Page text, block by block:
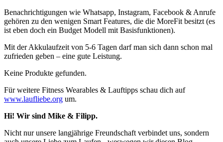
Benachrichtigungen wie Whatsapp, Instagram, Facebook & Anrufe
gehören zu den wenigen Smart Features, die die MoreFit besitzt (es
ist eben doch ein Budget Modell mit Basisfunktionen).
Mit der Akkulaufzeit von 5-6 Tagen darf man sich dann schon mal
zufrieden geben – eine gute Leistung.
Keine Produkte gefunden.
Für weitere Fitness Wearables & Lauftipps schau dich auf
www.laufliebe.org um.
Hi! Wir sind Mike & Filipp.
Nicht nur unsere langjährige Freundschaft verbindet uns, sondern